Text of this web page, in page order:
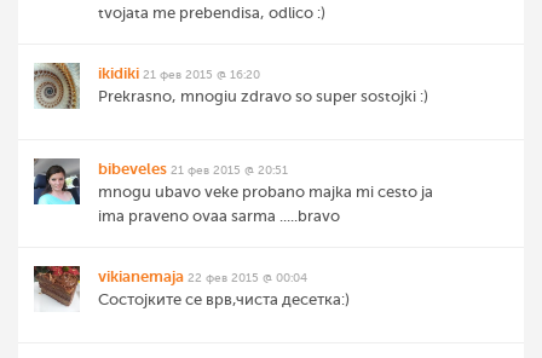
tvojata me prebendisa, odlico :)
ikidiki 21 фев 2015 @ 16:20
Prekrasno, mnogiu zdravo so super sostojki :)
bibeveles 21 фев 2015 @ 20:51
mnogu ubavo veke probano majka mi cesto ja
ima praveno ovaa sarma .....bravo
vikianemaja 22 фев 2015 @ 00:04
Состојките се врв,чиста десетка:)